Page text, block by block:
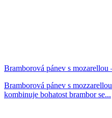
Bramborová pánev s mozarellou
Bramborová pánev s
kombinuje bohatost brambor se...